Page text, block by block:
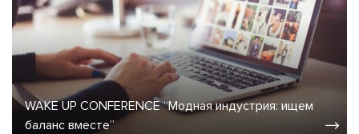
WAKE UP CONFERENCE “Модная индустрия: ищем
баланс вместе”